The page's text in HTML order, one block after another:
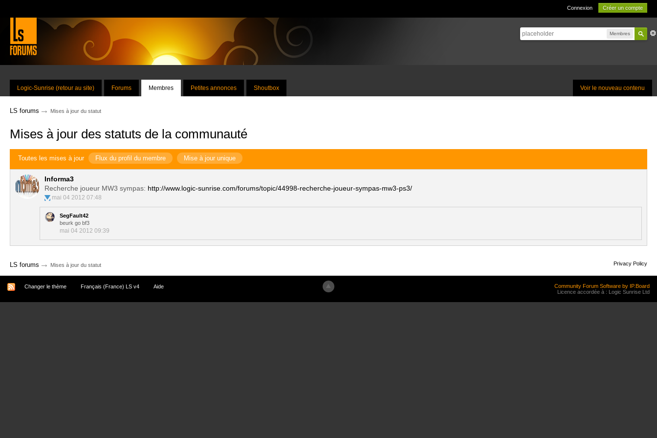
Connexion Créer un compte
Membres
Voir le nouveau contenu
Logic-Sunrise (retour au site) Forums Membres Petites annonces Shoutbox
LS forums → Mises à jour du statut
Mises à jour des statuts de la communauté
Toutes les mises à jour Flux du profil du membre Mise à jour unique
Informa3
Recherche joueur MW3 sympas: http://www.logic-sunrise.com/forums/topic/44998-recherche-joueur-sympas-mw3-ps3/
mai 04 2012 07:48
SegFault42
beurk go bf3
mai 04 2012 09:39
LS forums → Mises à jour du statut Privacy Policy
Changer le thème Français (France) LS v4 Aide
Community Forum Software by IP.Board
Licence accordée à : Logic Sunrise Ltd